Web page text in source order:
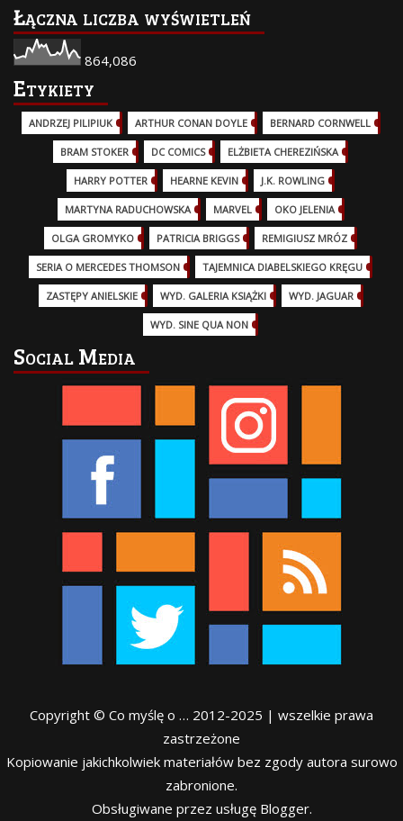
Łączna liczba wyświetleń
864,086
Etykiety
ANDRZEJ PILIPIUK (29)ARTHUR CONAN DOYLE BERNARD CORNWELL
BRAM STOKER DC COMICS (17)ELŻBIETA CHEREZIŃSKA
HARRY POTTER (13)HEARNE KEVIN J.K. ROWLING
MARTYNA RADUCHOWSKA MARVEL (32)OKO JELENIA
OLGA GROMYKO PATRICIA BRIGGS (12)REMIGIUSZ MRÓZ
SERIA O MERCEDES THOMSON (11)TAJEMNICA DIABELSKIEGO KRĘGU
ZASTĘPY ANIELSKIE WYD. GALERIA KSIĄŻKI WYD. JAGUAR
WYD. SINE QUA NON
Social Media
Copyright © Co myślę o … 2012-2025 | wszelkie prawa
zastrzeżone
Kopiowanie jakichkolwiek materiałów bez zgody autora surowo
zabronione.
Obsługiwane przez usługę Blogger.